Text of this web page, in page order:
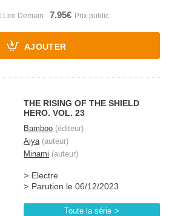
7.95€
AJOUTER
THE RISING OF THE SHIELD
HERO. VOL. 23
Bamboo (éditeur)
Aiya(auteur)
Minami (auteur)
Electre
Parution le 06/12/2023
Toute la série